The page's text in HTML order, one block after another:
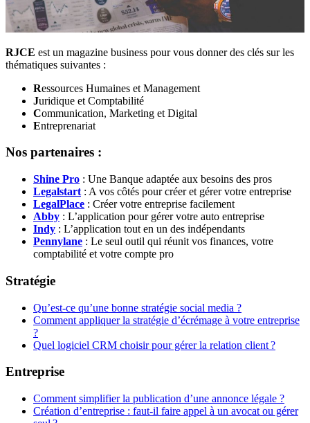
RJCE est un magazine business pour vous donner des clés sur les
thématiques suivantes :
Ressources Humaines et Management
Juridique et Comptabilité
Communication, Marketing et Digital
Entreprenariat
Nos partenaires :
Shine Pro : Une Banque adaptée aux besoins des pros
Legalstart : A vos côtés pour créer et gérer votre entreprise
LegalPlace : Créer votre entreprise facilement
Abby : L’application pour gérer votre auto entreprise
Indy : L’application tout en un des indépendants
Pennylane : Le seul outil qui réunit vos finances, votre
comptabilité et votre compte pro
Stratégie
Qu’est-ce qu’une bonne stratégie social media ?
Comment appliquer la stratégie d’écrémage à votre entreprise
?
Quel logiciel CRM choisir pour gérer la relation client ?
Entreprise
Comment simplifier la publication d’une annonce légale ?
Création d’entreprise : faut-il faire appel à un avocat ou gérer